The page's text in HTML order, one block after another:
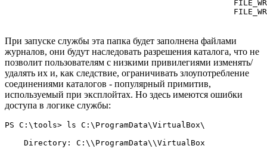
При запуске службы эта папка будет заполнена файлами
журналов, они будут наследовать разрешения каталога, что не
позволит пользователям с низкими привилегиями изменять/
удалять их и, как следствие, ограничивать злоупотребление
соединениями каталогов - популярный примитив,
используемый при эксплойтах. Но здесь имеются ошибки
доступа в логике службы:
PS C:\tools> ls C:\ProgramData\VirtualBox\
    Directory: C:\\ProgramData\\VirtualBox